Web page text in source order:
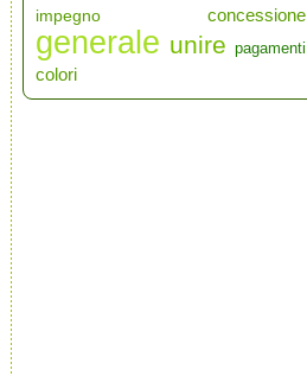
impegno
concessione
generale unire pagamenti
colori